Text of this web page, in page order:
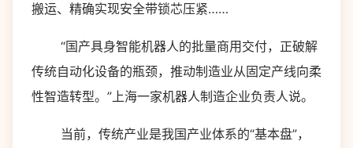
搬运、精确实现安全带锁芯压紧……
“国产具身智能机器人的批量商用交付，正破解
传统自动化设备的瓶颈，推动制造业从固定产线向柔
性智造转型。”上海一家机器人制造企业负责人说。
当前，传统产业是我国产业体系的“基本盘”，